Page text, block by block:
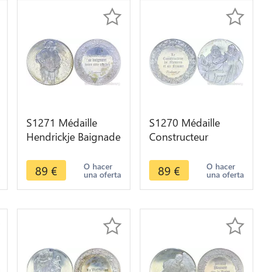
S1271 Médaille
Hendrickje Baignade
1655 Silver Proof ->
Offer
89 € O hacer
una oferta
S1270 Médaille
Constructeur
Rembrandt 1633
Silver 950/1000
Proof
89 € O hacer
una oferta